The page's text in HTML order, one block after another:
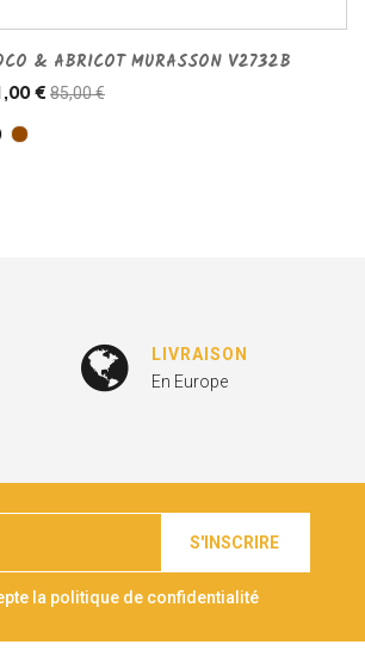
& ABRICOT MURASSON V2732B
€ 85,00 €
LIVRAISON
En Europe
S'INSCRIRE
la politique de confidentialité